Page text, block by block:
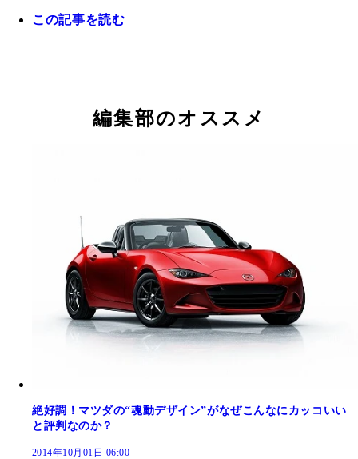
この記事を読む
編集部のオススメ
絶好調！マツダの“魂動デザイン”がなぜこんなにカッコいい
と評判なのか？
2014年10月01日 06:00